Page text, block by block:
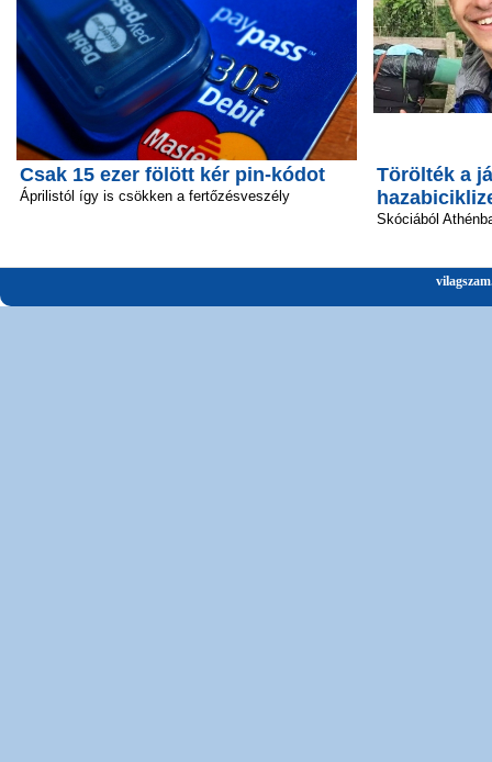
Csak 15 ezer fölött kér pin-kódot
Áprilistól így is csökken a fertőzésveszély
Törölték a
Skóciából